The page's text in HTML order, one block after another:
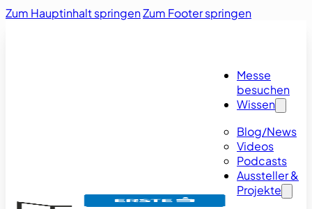
Zum Hauptinhalt springenZum Footer springen
Messe
besuchen
Wissen
Blog/News
Videos
Podcasts
Aussteller &
Projekte